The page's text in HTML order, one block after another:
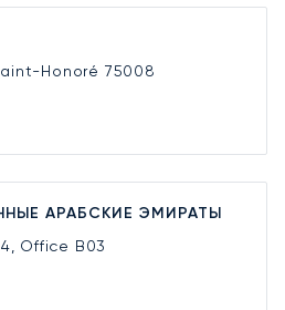
Honoré 75008
АРАБСКИЕ ЭМИРАТЫ
Office B03